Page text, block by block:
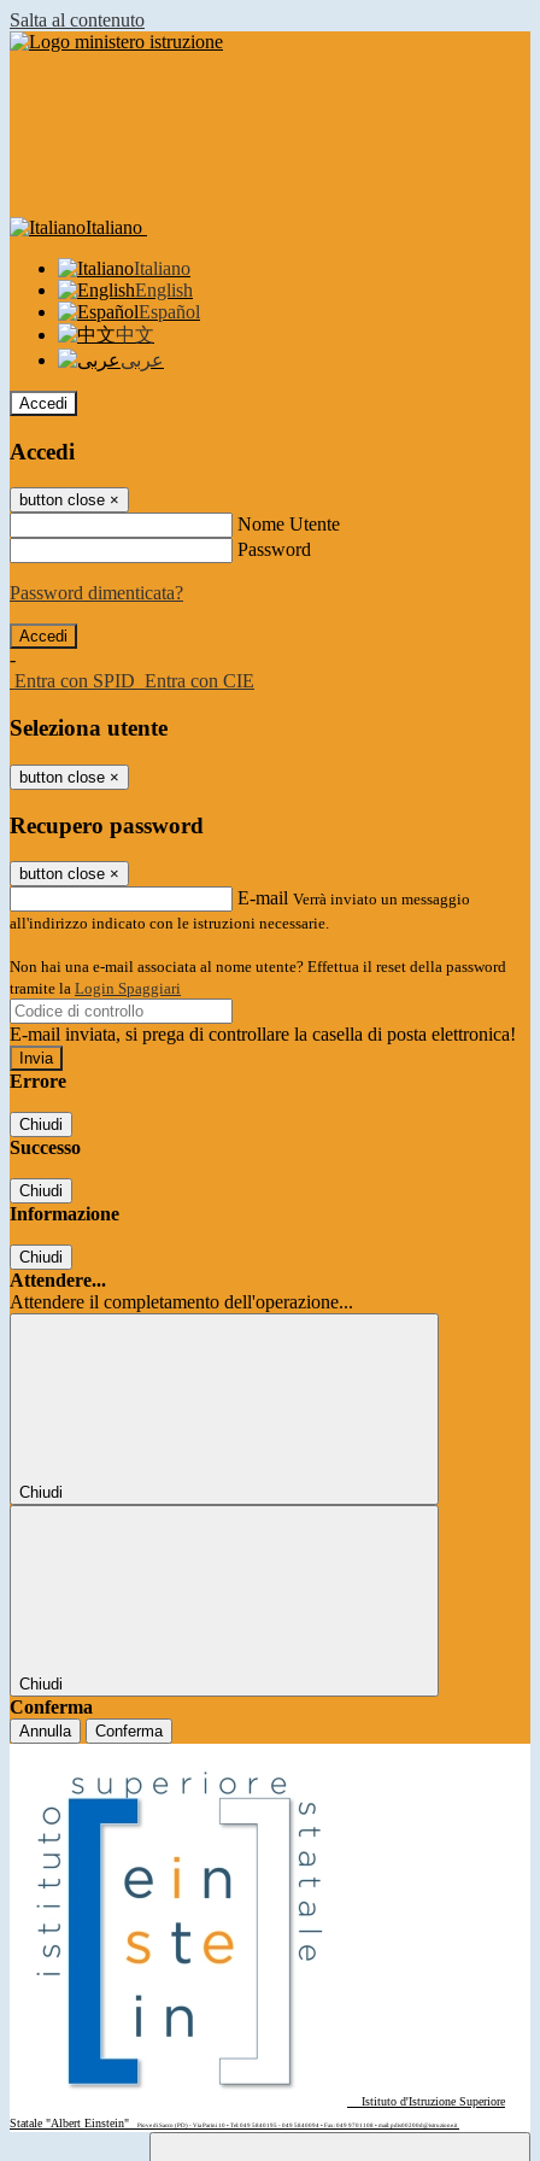
Salta al contenuto
Italiano
Italiano
English
Español
中文
عربى
Accedi
Accedi
button close ×
Nome Utente
Password
Password dimenticata?
-
Entra con SPID Entra con CIE
Seleziona utente
button close ×
Recupero password
button close ×
E-mail Verrà inviato un messaggio
all'indirizzo indicato con le istruzioni necessarie.
Non hai una e-mail associata al nome utente? Effettua il reset della password
tramite la Login Spaggiari
E-mail inviata, si prega di controllare la casella di posta elettronica!
Errore
Chiudi
Successo
Chiudi
Informazione
Chiudi
Attendere...
Attendere il completamento dell'operazione...
Chiudi
Chiudi
Conferma
Annulla Conferma
Istituto d'Istruzione Superiore
Statale "Albert Einstein"
Piove di Sacco (PD) - Via Parini 10 • Tel: 049 5840195 - 049 5840094 • Fax: 049 9701108 • mail: pdis00200d@istruzione.it